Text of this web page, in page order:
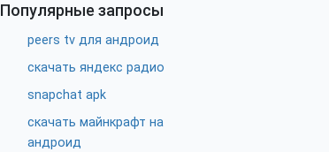
Популярные запросы
peers tv для андроид
скачать яндекс радио
snapchat apk
скачать майнкрафт на
андроид